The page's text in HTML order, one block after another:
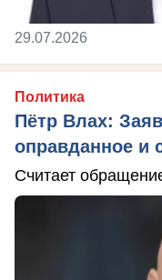
29.07.2026
Политика
Пётр Влах:
оправданное и
Считает